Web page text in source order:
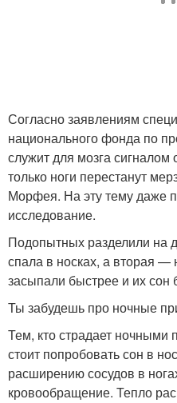
Согласно заявлениям
национального фонда по
служит для мозга сигналом
только ноги перестанут
Морфея. На эту тему даже
исследование.
Подопытных разделили на
спала в носках, а вторая —
засыпали быстрее и их сон
Ты забудешь про ночные
Тем, кто страдает
стоит попробовать сон в
расширению сосудов в
кровообращение. Тепло